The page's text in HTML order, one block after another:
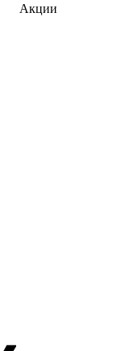
Акции